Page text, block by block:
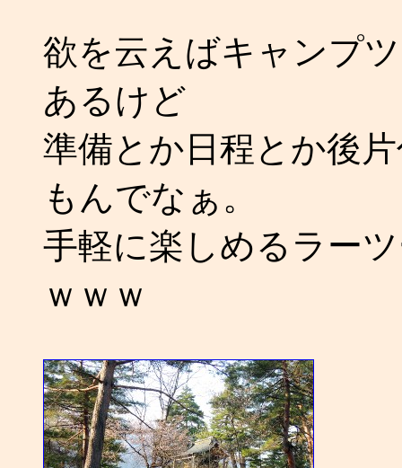
欲を云えばキャンプ
あるけど
準備とか日程とか後
もんでなぁ。
手軽に楽しめるラー
ｗｗｗ